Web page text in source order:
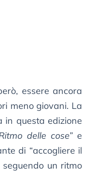
essere ancora
meno giovani. La
in questa edizione
delle cose”e
di “accogliere il
un ritmo